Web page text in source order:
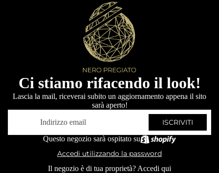
Ci stiamo rifacendo il look!
Lascia la mail, riceverai subito un aggiornamento appena il sito
sarà aperto!
ISCRIVITI
Questo negozio sarà ospitato su
Accedi utilizzando la password
Il negozio è di tua proprietà? Accedi qui